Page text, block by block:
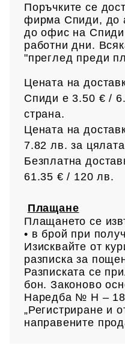
Поръчките се
фирма Спиди, до
до офис на
работни дни.
"преглед преди
Цената на
Спиди е 3.50 € /
страна.
Цената на
7.82 лв.за
Безплатна
61.35 € / 120 лв.
Плащане
Плащането се
• в брой при
Изисквайте от
разписка за
Разписката се
бон. Законово
Наредба № Н – 18
„Регистриране и
направените